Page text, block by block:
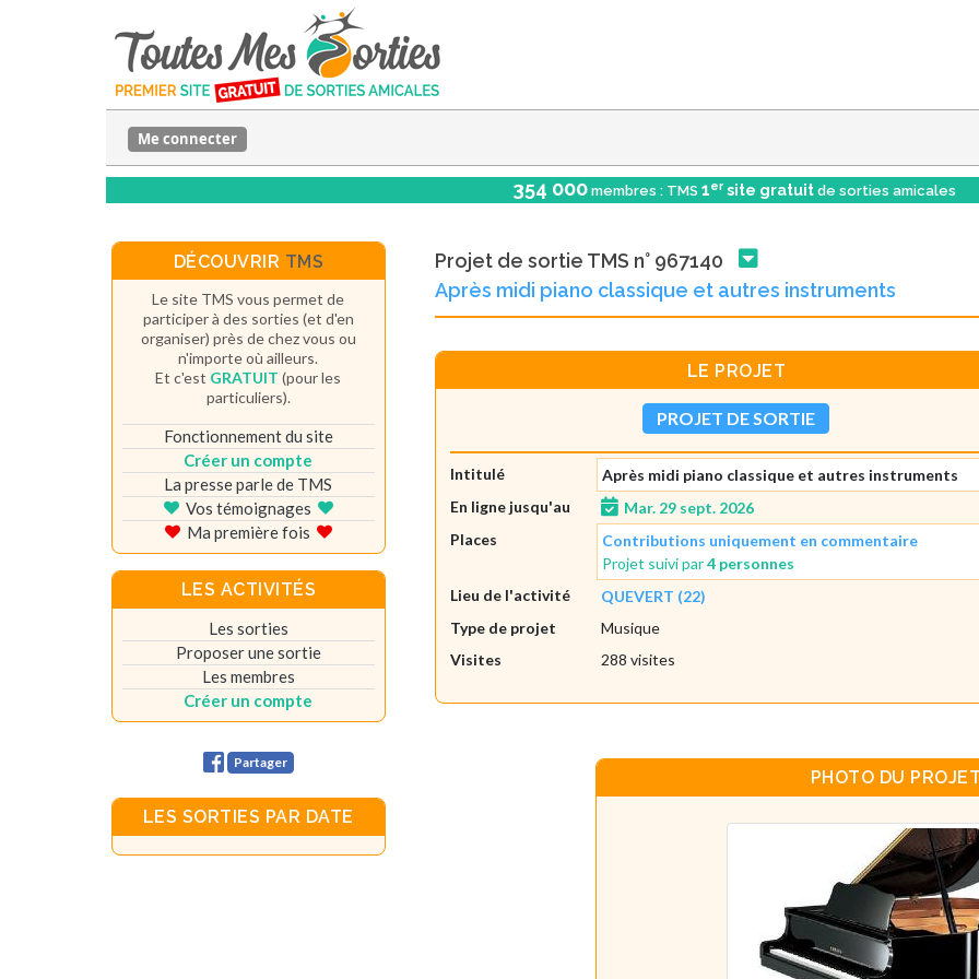
Me connecter
354 000 membres : TMS 1er site gratuit de sorties amicales
Projet de sortie TMS n° 967140
Après midi piano classique et autres instruments
LE PROJET
PROJET DE SORTIE
Intitulé
Après midi piano classique et autres instruments
En ligne jusqu'au
Mar. 29 sept. 2026
Places
Contributions uniquement en commentaire
Projet suivi par4 personnes
Lieu de l'activité
QUEVERT (22)
Type de projet
Musique
Visites
288 visites
PHOTO DU
DÉCOUVRIR TMS
Le site TMS vous permet de
participer à des sorties (et d'en
organiser) près de chez vous ou
n'importe où ailleurs.
Et c'est GRATUIT (pour les
particuliers).
Fonctionnement du site
Créer un compte
La presse parle de TMS
Vos témoignages
Ma première fois
LES ACTIVITÉS
Les sorties
Proposer une sortie
Les membres
Créer un compte
Partager
LES SORTIES PAR DATE